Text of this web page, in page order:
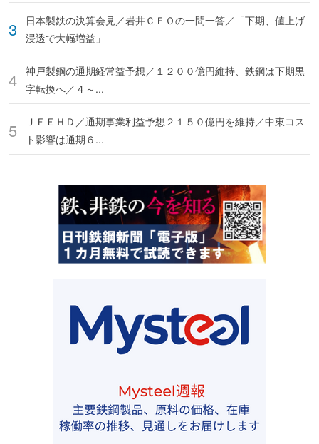
日本製鉄の決算会見／岩井ＣＦＯの一問一答／「下期、値上げ
浸透で大幅増益」
神戸製鋼の通期経常益予想／１２００億円維持、鉄鋼は下期黒
字転換へ／４～...
ＪＦＥＨＤ／通期事業利益予想２１５０億円を維持／中東コス
ト影響は通期６...